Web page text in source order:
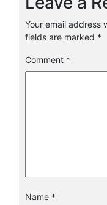
Your email address
fields are marked *
Comment *
Name *